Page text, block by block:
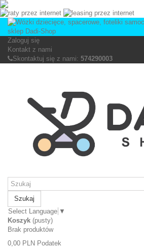
Zaloguj się
Kontakt z nami
Skontaktuj się z nami: 574290003
Szukaj
Select Language ▼
Koszyk (pusty)
Brak produktów
0,00 PLN Podatek